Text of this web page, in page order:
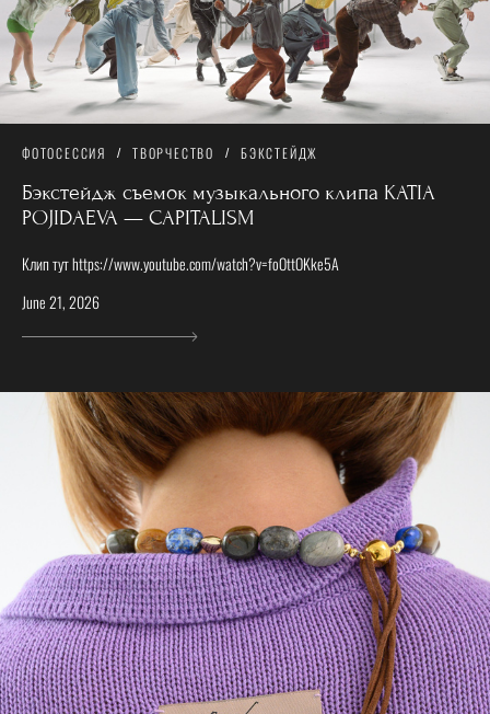
ФОТОСЕССИЯ ТВОРЧЕСТВО БЭКСТЕЙДЖ
Бэкстейдж съемок музыкального клипа KATIA
POJIDAEVA — CAPITALISM
Клип тут https://www.youtube.com/watch?v=foOttOKke5A
June 21, 2026